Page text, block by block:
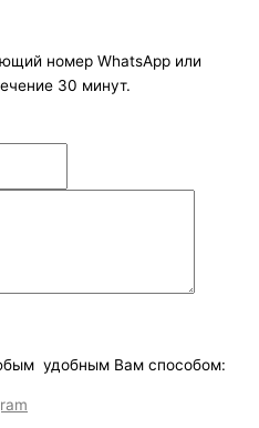
номер WhatsApp или
30 минут.
удобным Вам способом: